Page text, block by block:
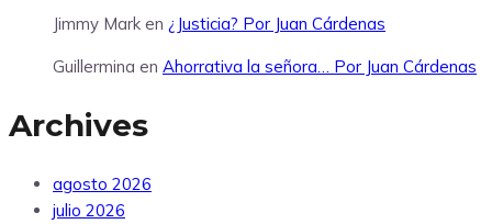
Jimmy Mark en ¿Justicia? Por Juan Cárdenas
Guillermina en Ahorrativa la señora… Por Juan Cárdenas
Archives
agosto 2026
julio 2026